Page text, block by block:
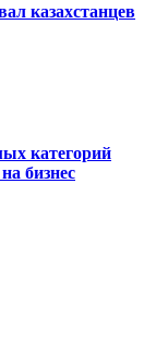
казахстанцев
категорий
бизнес